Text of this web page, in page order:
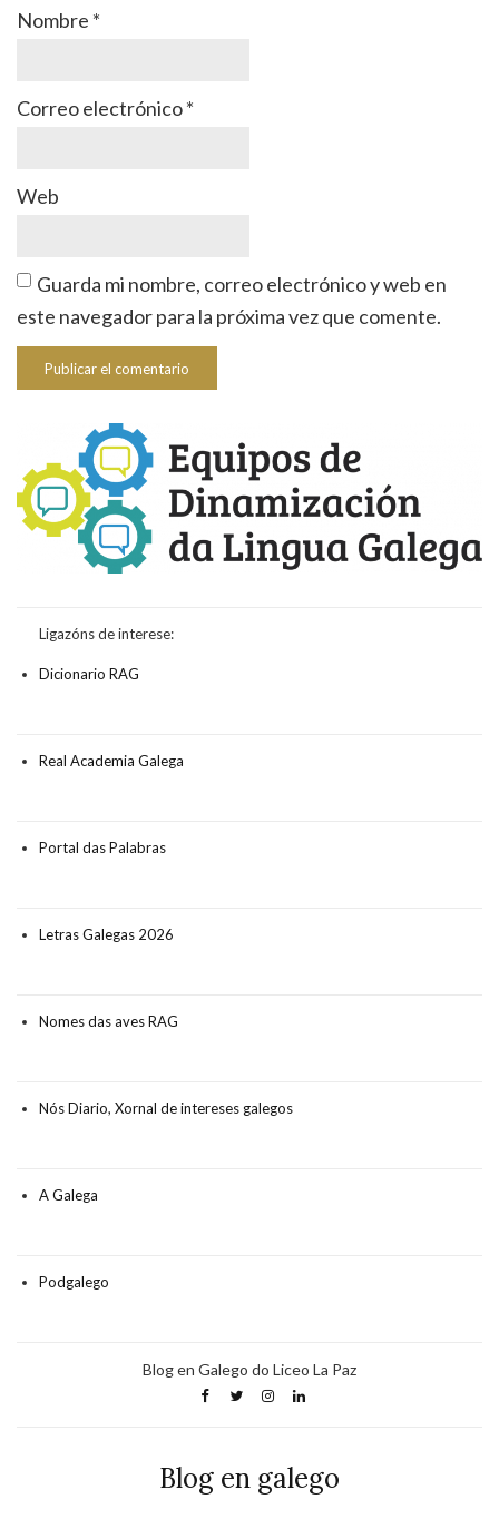
Nombre *
Correo electrónico*
Web
Guarda mi nombre, correo electrónico y web en
este navegador para la próxima vez que comente.
Ligazóns de interese:
Dicionario RAG
Real Academia Galega
Portal das Palabras
Letras Galegas 2026
Nomes das aves RAG
Nós Diario, Xornal de intereses galegos
A Galega
Podgalego
Blog en Galego do Liceo La Paz
Blog en galego